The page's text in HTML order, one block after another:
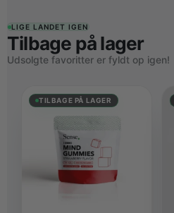
LIGE LANDET IGEN
Tilbage på lager
Udsolgte favoritter er fyldt op igen!
TILBAGE PÅ LAGER